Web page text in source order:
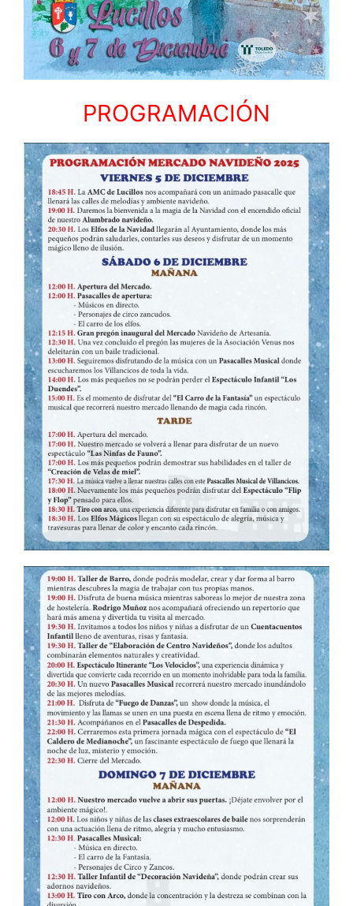
PROGRAMACIÓN